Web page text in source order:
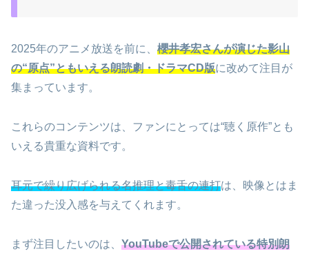
2025年のアニメ放送を前に、 櫻井孝宏さんが演じた影山
の“原点”ともいえる朗読劇・ドラマCD版に改めて注目が
集まっています。
これらのコンテンツは、ファンにとっては“聴く原作”とも
いえる貴重な資料です。
耳元で繰り広げられる名推理と毒舌の連打は、映像とはま
た違った没入感を与えてくれます。
まず注目したいのは、 YouTubeで公開されている特別朗